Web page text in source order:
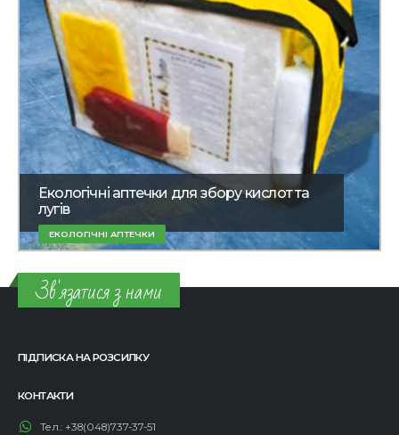
Екологічні аптечки для збору кислот та
лугів
ЕКОЛОГІЧНІ АПТЕЧКИ
Зв'язатися з нами
ПІДПИСКА НА РОЗСИЛКУ
КОНТАКТИ
Тел.: +38(048)737-37-51